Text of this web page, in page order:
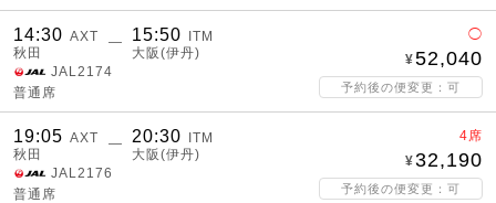
14:30 AXT
秋田
― 15:50
ITM
大阪(伊丹)
JAL2174
普通席
◯
52,040
予約後の便変更：可
19:05 AXT
秋田
― 20:30
ITM
大阪(伊丹)
JAL2176
普通席
4席
32,190
予約後の便変更：可